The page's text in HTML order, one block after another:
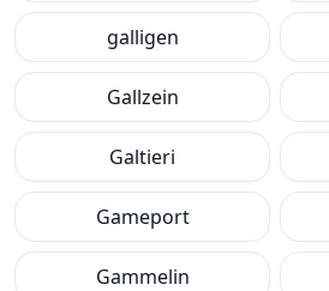
galligen
Gallzein
Galtieri
Gameport
Gammelin